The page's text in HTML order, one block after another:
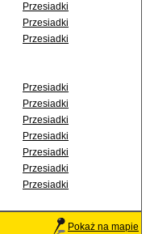
Przesiadki
Przesiadki
Przesiadki
Przesiadki
Przesiadki
Przesiadki
Przesiadki
Przesiadki
Przesiadki
Przesiadki
Pokaż na mapie